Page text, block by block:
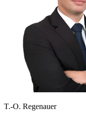
T.-O. Regenauer